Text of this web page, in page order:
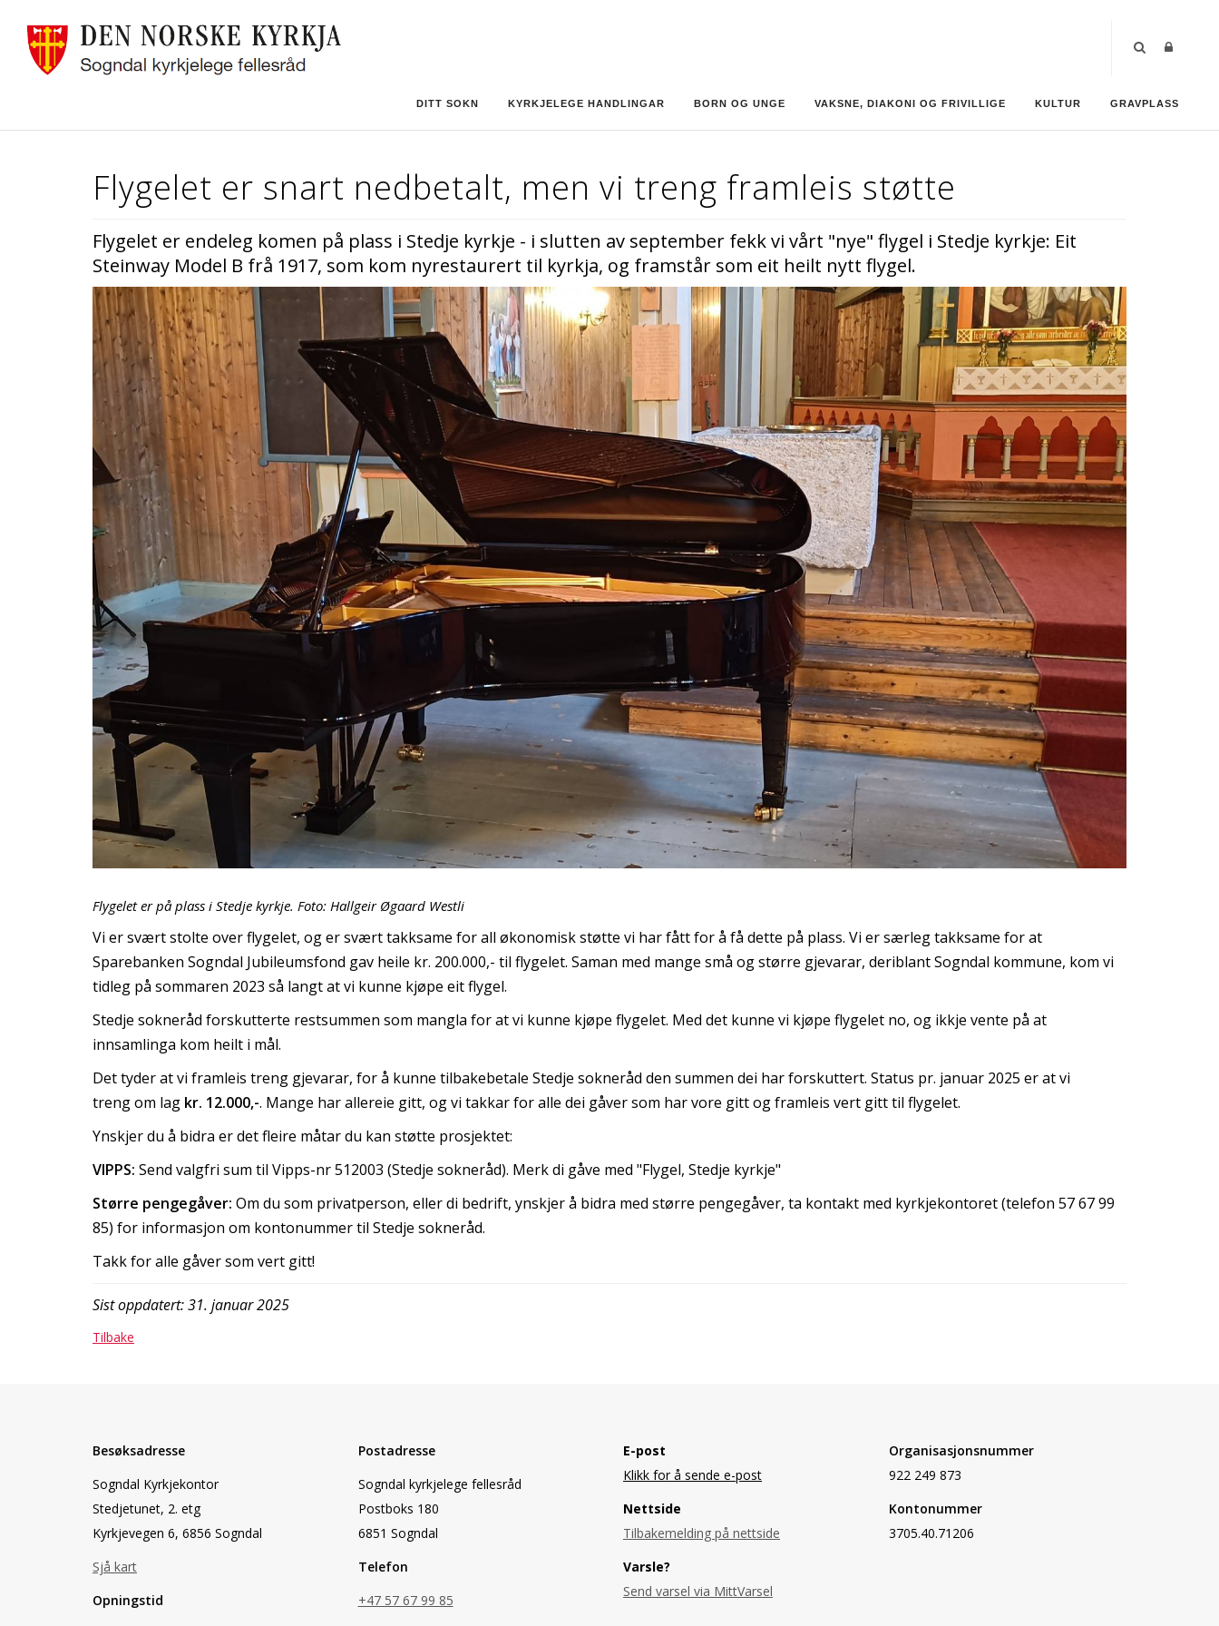
DITT SOKN KYRKJELEGE HANDLINGAR BORN OG UNGE VAKSNE, DIAKONI OG FRIVILLIGE KULTUR GRAVPLASS
Flygelet er snart nedbetalt, men vi treng framleis støtte
Flygelet er endeleg komen på plass i Stedje kyrkje - i slutten av september fekk vi vårt "nye" flygel i Stedje kyrkje: Eit
Steinway Model B frå 1917, som kom nyrestaurert til kyrkja, og framstår som eit heilt nytt flygel.
Flygelet er på plass i Stedje kyrkje. Foto: Hallgeir Øgaard Westli
Vi er svært stolte over flygelet, og er svært takksame for all økonomisk støtte vi har fått for å få dette på plass. Vi er særleg takksame for at
Sparebanken Sogndal Jubileumsfond gav heile kr. 200.000,- til flygelet. Saman med mange små og større gjevarar, deriblant Sogndal kommune, kom vi
tidleg på sommaren 2023 så langt at vi kunne kjøpe eit flygel.
Stedje sokneråd forskutterte restsummen som mangla for at vi kunne kjøpe flygelet. Med det kunne vi kjøpe flygelet no, og ikkje vente på at
innsamlinga kom heilt i mål.
Det tyder at vi framleis treng gjevarar, for å kunne tilbakebetale Stedje sokneråd den summen dei har forskuttert. Status pr. januar 2025 er at vi
treng om lag kr. 12.000,-. Mange har allereie gitt, og vi takkar for alle dei gåver som har vore gitt og framleis vert gitt til flygelet.
Ynskjer du å bidra er det fleire måtar du kan støtte prosjektet:
VIPPS: Send valgfri sum til Vipps-nr 512003 (Stedje sokneråd). Merk di gåve med "Flygel, Stedje kyrkje"
Større pengegåver: Om du som privatperson, eller di bedrift, ynskjer å bidra med større pengegåver, ta kontakt med kyrkjekontoret (telefon 57 67 99
85) for informasjon om kontonummer til Stedje sokneråd.
Takk for alle gåver som vert gitt!
Sist oppdatert: 31. januar 2025
Tilbake
Besøksadresse
Sogndal Kyrkjekontor
Stedjetunet, 2. etg
Kyrkjevegen 6, 6856 Sogndal
Sjå kart
Opningstid
Postadresse
Sogndal kyrkjelege fellesråd
Postboks 180
6851 Sogndal
Telefon
+47 57 67 99 85
E-post
Klikk for å sende e-post
Nettside
Tilbakemelding på nettside
Varsle?
Send varsel via MittVarsel
Organisasjonsnummer
922 249 873
Kontonummer
3705.40.71206